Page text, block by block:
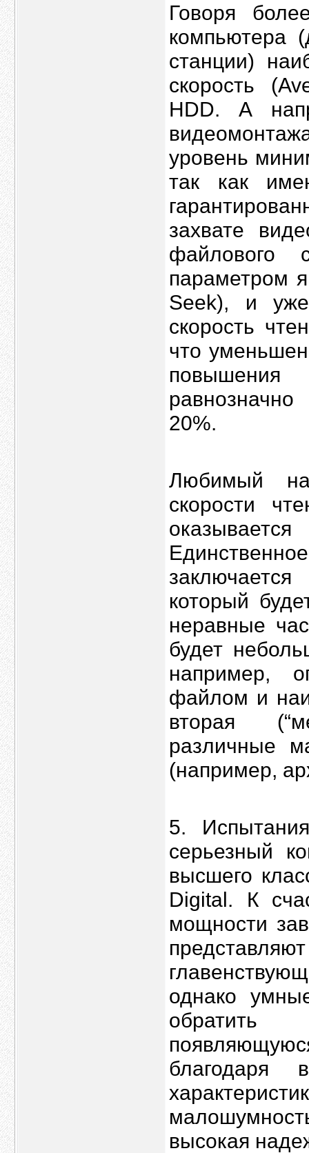
Говоря
компьютера
станции)
скорость
HDD. А
уровень
так как
захвате
файлового
параметром
Seek), и
скорость
что
повышения
20%.
Любимый
скорости
который
неравные
будет
например,
файлом и
вторая
различные
(например,
5.
серьезный
высшего
Digital. К
мощности
однако
обратить
благодаря
высокая